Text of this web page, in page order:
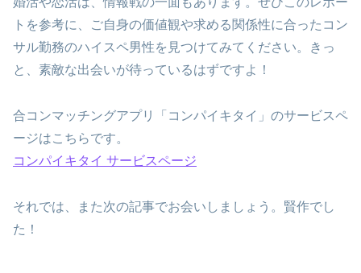
トを参考に、ご自身の価値観や求める関係性に合ったコン
サル勤務のハイスペ男性を見つけてみてください。きっ
と、素敵な出会いが待っているはずですよ！
合コンマッチングアプリ「コンパイキタイ」のサービスペ
ージはこちらです。
コンパイキタイ サービスページ
それでは、また次の記事でお会いしましょう。賢作でし
た！